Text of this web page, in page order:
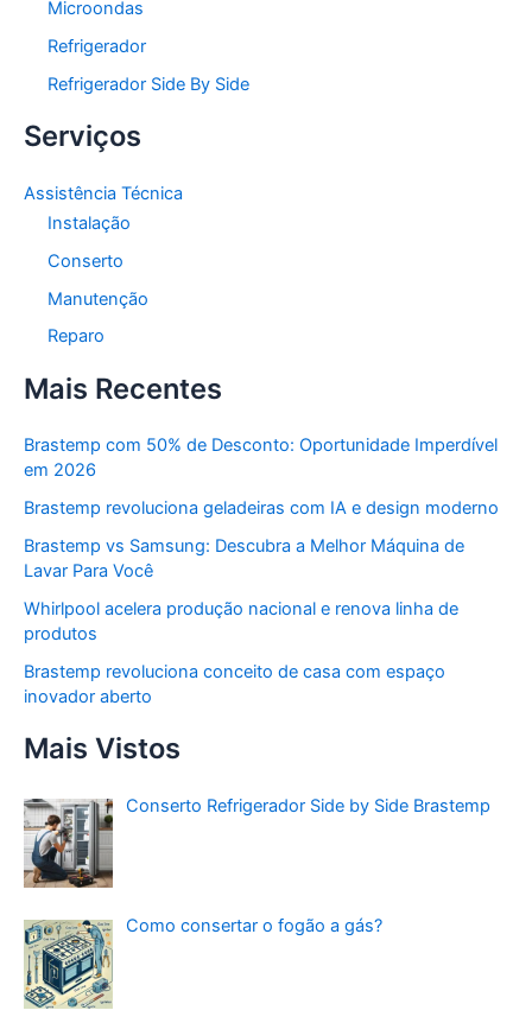
Microondas
Refrigerador
Refrigerador Side By Side
Serviços
Assistência Técnica
Instalação
Conserto
Manutenção
Reparo
Mais Recentes
Brastemp com 50% de Desconto: Oportunidade Imperdível
em 2026
Brastemp revoluciona geladeiras com IA e design moderno
Brastemp vs Samsung: Descubra a Melhor Máquina de
Lavar Para Você
Whirlpool acelera produção nacional e renova linha de
produtos
Brastemp revoluciona conceito de casa com espaço
inovador aberto
Mais Vistos
Conserto Refrigerador Side by Side Brastemp
Como consertar o fogão a gás?